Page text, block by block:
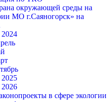
окружающей среды на
МО г.Саяногорск» на
в сфере экологии